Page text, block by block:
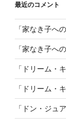
最近のコメント
「家なき子へ
「家なき子へ
「ドリーム・
「ドリーム・
「ドン・ジュ